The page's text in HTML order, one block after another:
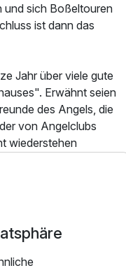
sich Boßeltouren
ist dann das
Jahr über viele gute
Erwähnt seien
des Angels, die
von Angelclubs
wiederstehen
auf dem
Ausstieg. Zu
am Kanal zwischen
Meer sowie auf der